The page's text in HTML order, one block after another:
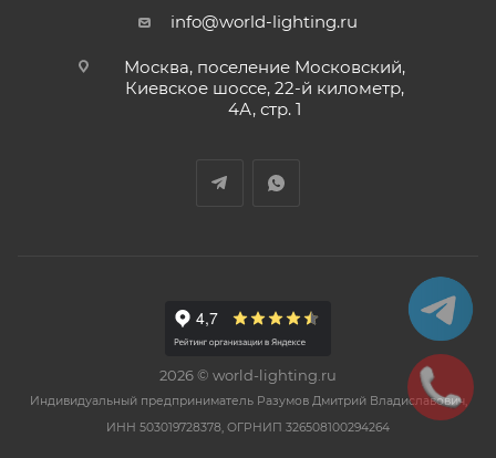
info@world-lighting.ru
Москва, поселение Московский,
Киевское шоссе, 22-й километр,
4А, стр. 1
2026 © world-lighting.ru
Индивидуальный предприниматель Разумов Дмитрий Владиславович,
ИНН 503019728378, ОГРНИП 326508100294264